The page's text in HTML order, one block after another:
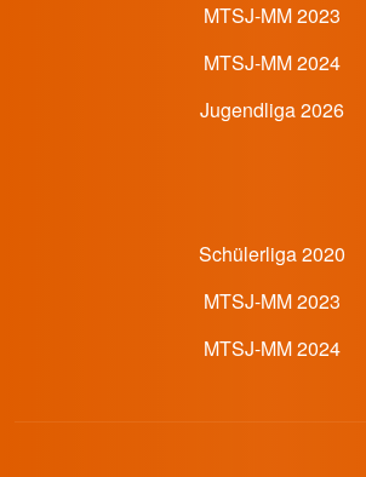
MTSJ-MM 2023
MTSJ-MM 2024
Jugendliga 2026
Schülerliga 2020
MTSJ-MM 2023
MTSJ-MM 2024